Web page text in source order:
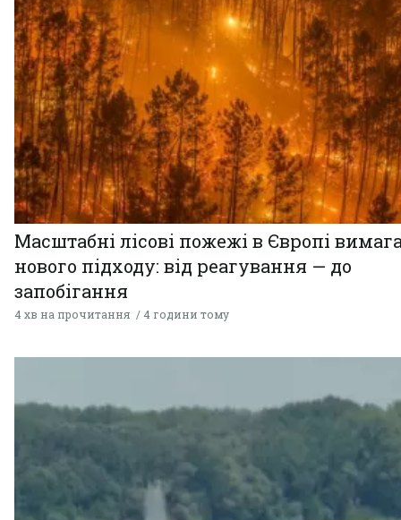
Масштабні лісові пожежі в Європі
нового підходу: від реагування — до
запобігання
4 хв на прочитання 4 години тому